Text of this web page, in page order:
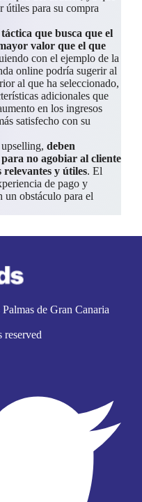
útiles para su compra
que busca que el
valor que el que
con el ejemplo de la
online podría sugerir al
al que ha seleccionado,
adicionales que
en los ingresos
satisfecho con su
deben
no agobiar al cliente
y útiles. El
de pago y
un obstáculo para el
de Gran Canaria